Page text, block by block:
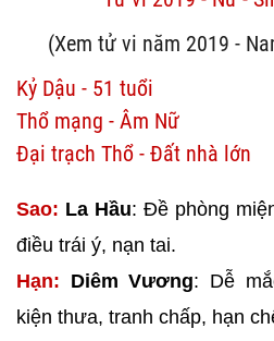
(Xem tử vi năm 2019 -
Kỷ Dậu - 51 tuổi
Thổ mạng - Âm Nữ
Đại trạch Thổ - Đất nhà lớn
Sao: La Hầu: Đề phòng
điều trái ý, nạn tai.
Hạn: Diêm Vương: Dễ
kiện thưa, tranh chấp, hạn